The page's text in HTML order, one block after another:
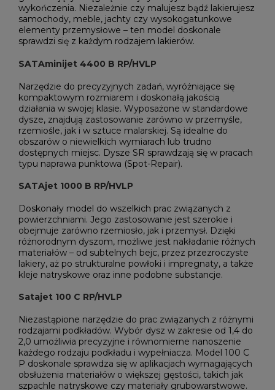
wykończenia. Niezależnie czy malujesz bądź lakierujesz
samochody, meble, jachty czy wysokogatunkowe
elementy przemysłowe – ten model doskonale
sprawdzi się z każdym rodzajem lakierów.
SATAminijet 4400 B RP/HVLP
Narzędzie do precyzyjnych zadań, wyróżniające się
kompaktowym rozmiarem i doskonałą jakością
działania w swojej klasie. Wyposażone w standardowe
dysze, znajdują zastosowanie zarówno w przemyśle,
rzemiośle, jak i w sztuce malarskiej. Są idealne do
obszarów o niewielkich wymiarach lub trudno
dostępnych miejsc. Dysze SR sprawdzają się w pracach
typu naprawa punktowa (Spot-Repair).
SATAjet 1000 B RP/HVLP
Doskonały model do wszelkich prac związanych z
powierzchniami. Jego zastosowanie jest szerokie i
obejmuje zarówno rzemiosło, jak i przemysł. Dzięki
różnorodnym dyszom, możliwe jest nakładanie różnych
materiałów – od subtelnych bejc, przez przezroczyste
lakiery, aż po strukturalne powłoki i impregnaty, a także
kleje natryskowe oraz inne podobne substancje.
Satajet 100 C RP/HVLP
Niezastąpione narzędzie do prac związanych z różnymi
rodzajami podkładów. Wybór dysz w zakresie od 1,4 do
2,0 umożliwia precyzyjne i równomierne nanoszenie
każdego rodzaju podkładu i wypełniacza. Model 100 C
P doskonale sprawdza się w aplikacjach wymagających
obsłużenia materiałów o większej gęstości, takich jak
szpachle natryskowe czy materiały grubowarstwowe.